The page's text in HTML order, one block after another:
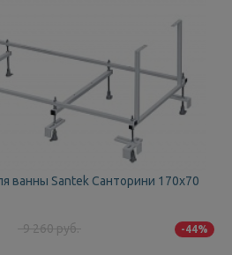
ванны Santek Санторини 170x70
9 260 руб. -44%